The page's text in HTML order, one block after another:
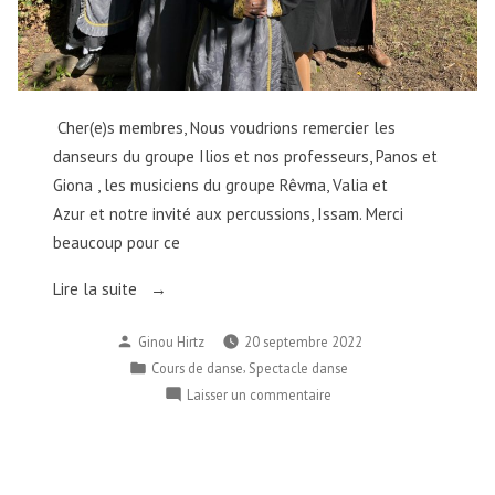
Cher(e)s membres, Nous voudrions remercier les
danseurs du groupe Ilios et nos professeurs, Panos et
Giona , les musiciens du groupe Rêvma, Valia et
Azur et notre invité aux percussions, Issam. Merci
beaucoup pour ce
Lire la suite
« Remerciements-
Rappel:
cours
Publié
par
Ginou Hirtz
20 septembre 2022
Publié
dans
Cours de danse, Spectacle danse
Laisser un commentairesur